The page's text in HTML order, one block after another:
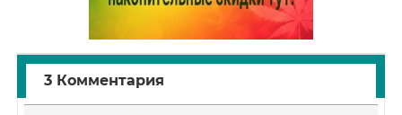
3 Комментария